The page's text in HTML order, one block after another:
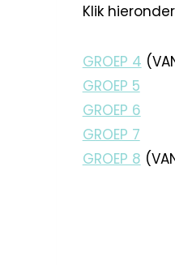
Klik
GROEP 4
GROEP 5
GROEP 6
GROEP 7
GROEP 8